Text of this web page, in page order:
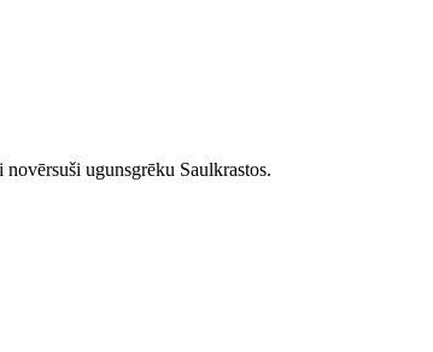
ugunsgrēku Saulkrastos.